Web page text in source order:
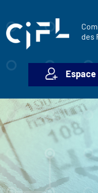
des